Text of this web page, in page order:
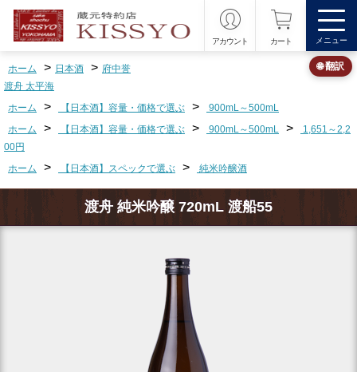
アカウント カート メニュー
ホーム > 日本酒 > 府中誉
渡舟 太平海
ホーム
> 【日本酒】容量・価格で選ぶ >
900mL～500mL
ホーム
> 【日本酒】容量・価格で選ぶ > 900mL～500mL >
1,651～2,2
00円
ホーム
> 【日本酒】スペックで選ぶ > 純米吟醸酒
渡舟 純米吟醸 720mL 渡船55
🌐 翻訳